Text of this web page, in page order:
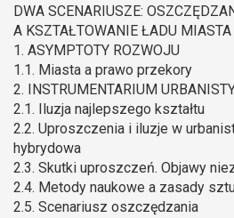
DWA SCENARIUSZE:
A KSZTAŁTOWANIE ŁADU MIASTA
1. ASYMPTOTY ROZWOJU
1.1. Miasta a prawo przekory
2. INSTRUMENTARIUM
2.1. Iluzja najlepszego kształtu
2.2. Uproszczenia i iluzje w
hybrydowa
2.3. Skutki uproszczeń. Objawy
2.4. Metody naukowe a zasady
2.5. Scenariusz oszczędzania